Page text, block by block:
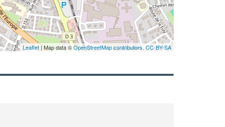
Leaflet| Map data ©OpenStreetMap contributors, CC-BY-SA
nouveaux clients